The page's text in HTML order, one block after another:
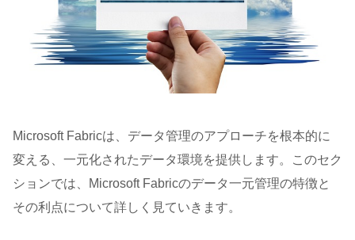
Microsoft Fabricは、データ管理のアプローチを根本的に
変える、一元化されたデータ環境を提供します。このセク
ションでは、Microsoft Fabricのデータ一元管理の特徴と
その利点について詳しく見ていきます。